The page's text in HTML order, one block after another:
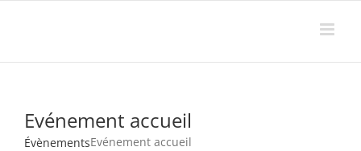
contenu
Evénement accueil
ÉvènementsEvénement accueil